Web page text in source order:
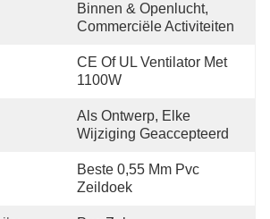
Binnen & Openlucht,
Commerciële Activiteiten
CE Of UL Ventilator Met
1100W
Als Ontwerp, Elke
Wijziging Geaccepteerd
Beste 0,55 Mm Pvc
Zeildoek